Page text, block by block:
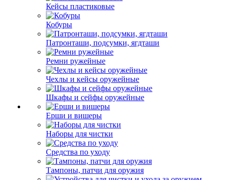
Кейсы пластиковые
Кобуры
Патронташи, подсумки, ягдташи
Ремни ружейные
Чехлы и кейсы оружейные
Шкафы и сейфы оружейные
Ерши и вишеры
Наборы для чистки
Средства по уходу
Тампоны, патчи для оружия